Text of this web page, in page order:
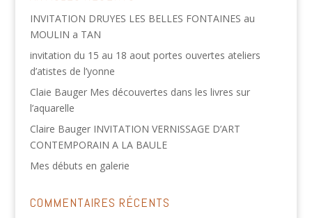
INVITATION DRUYES LES BELLES FONTAINES au
MOULIN a TAN
invitation du 15 au 18 aout portes ouvertes ateliers
d’atistes de l’yonne
Claie Bauger Mes découvertes dans les livres sur
l’aquarelle
Claire Bauger INVITATION VERNISSAGE D’ART
CONTEMPORAIN A LA BAULE
Mes débuts en galerie
COMMENTAIRES RÉCENTS